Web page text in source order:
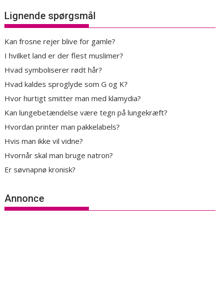
Lignende spørgsmål
Kan frosne rejer blive for gamle?
I hvilket land er der flest muslimer?
Hvad symboliserer rødt hår?
Hvad kaldes sproglyde som G og K?
Hvor hurtigt smitter man med klamydia?
Kan lungebetændelse være tegn på lungekræft?
Hvordan printer man pakkelabels?
Hvis man ikke vil vidne?
Hvornår skal man bruge natron?
Er søvnapnø kronisk?
Annonce